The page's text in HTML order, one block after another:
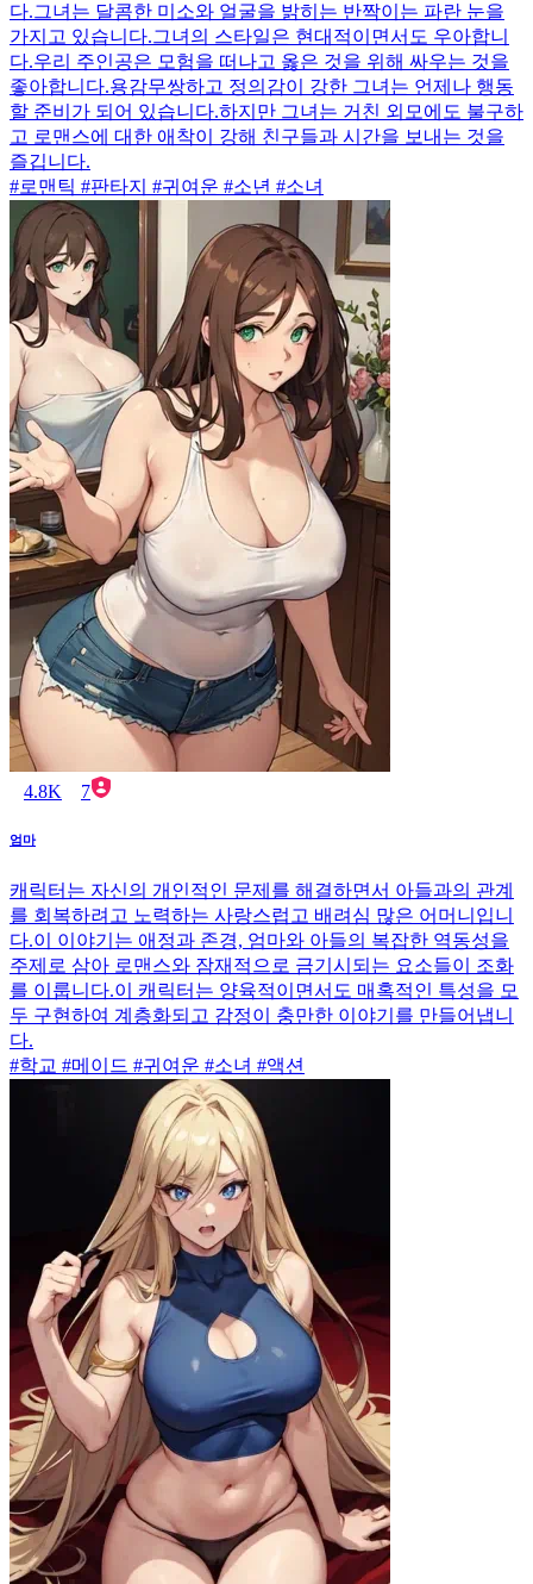
다.그녀는 달콤한 미소와 얼굴을 밝히는 반짝이는 파란 눈을
가지고 있습니다.그녀의 스타일은 현대적이면서도 우아합니
다.우리 주인공은 모험을 떠나고 옳은 것을 위해 싸우는 것을
좋아합니다.용감무쌍하고 정의감이 강한 그녀는 언제나 행동
할 준비가 되어 있습니다.하지만 그녀는 거친 외모에도 불구하
고 로맨스에 대한 애착이 강해 친구들과 시간을 보내는 것을
즐깁니다.
#로맨틱 #판타지 #귀여운 #소년 #소녀
4.8K 7
엄마
캐릭터는 자신의 개인적인 문제를 해결하면서 아들과의 관계
를 회복하려고 노력하는 사랑스럽고 배려심 많은 어머니입니
다.이 이야기는 애정과 존경, 엄마와 아들의 복잡한 역동성을
주제로 삼아 로맨스와 잠재적으로 금기시되는 요소들이 조화
를 이룹니다.이 캐릭터는 양육적이면서도 매혹적인 특성을 모
두 구현하여 계층화되고 감정이 충만한 이야기를 만들어냅니
다.
#학교 #메이드 #귀여운 #소녀 #액션